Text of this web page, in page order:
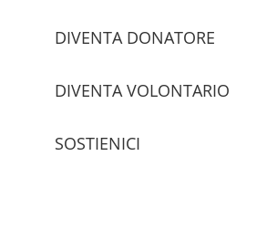
DIVENTA DONATORE
DIVENTA VOLONTARIO
SOSTIENICI